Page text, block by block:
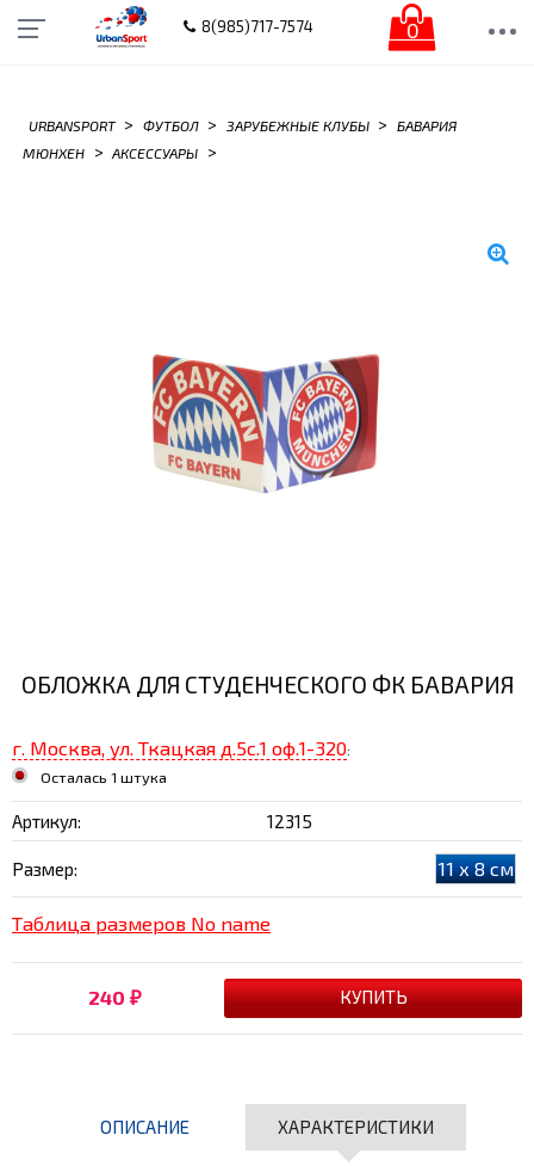
8(985)717-7574 0
URBANSPORT > ФУТБОЛ > ЗАРУБЕЖНЫЕ КЛУБЫ >
БАВАРИЯ
МЮНХЕН
> АКСЕССУАРЫ >
ОБЛОЖКА ДЛЯ СТУДЕНЧЕСКОГО ФК БАВАРИЯ
г. Москва, ул. Ткацкая д.5с.1 оф.1-320:
Осталась 1 штука
Артикул: 12315
Размер: 11 х 8 см
Таблица размеров No name
240₽
ОПИСАНИЕ ХАРАКТЕРИСТИКИ